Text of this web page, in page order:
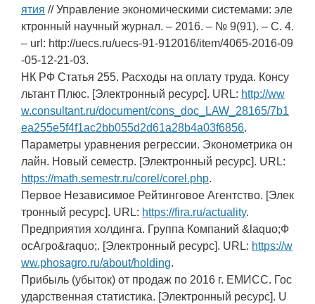
ятия // Управление экономическими системами: эле
ктронный научный журнал. – 2016. – № 9(91). – С. 4.
– url: http://uecs.ru/uecs-91-912016/item/4065-2016-09
-05-12-21-03.
НК РФ Статья 255. Расходы на оплату труда. Консу
льтант Плюс. [Электронный ресурс]. URL: http://ww
w.consultant.ru/document/cons_doc_LAW_28165/7b1
ea255e5f4f1ac2bb055d2d61a28b4a03f6856.
Параметры уравнения регрессии. Эконометрика он
лайн. Новый семестр. [Электронный ресурс]. URL:
https://math.semestr.ru/corel/corel.php.
Первое Независимое Рейтинговое Агентство. [Элек
тронный ресурс]. URL: https://fira.ru/actuality.
Предприятия холдинга. Группа Компаний &laquo;Ф
осАгро&raquo;. [Электронный ресурс]. URL: https://w
ww.phosagro.ru/about/holding.
Прибыль (убыток) от продаж по 2016 г. ЕМИСС. Гос
ударственная статистика. [Электронный ресурс]. U